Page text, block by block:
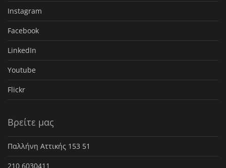
Instagram
Facebook
LinkedIn
Youtube
Flickr
Βρείτε μας
Παλλήνη Αττικής 153 51
210 6030411